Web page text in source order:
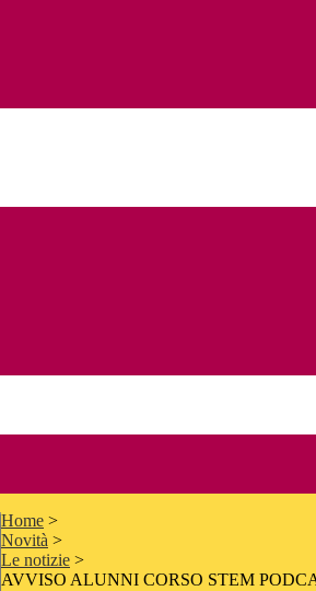
Home >
Novità >
Le notizie >
AVVISO ALUNNI CORSO STEM